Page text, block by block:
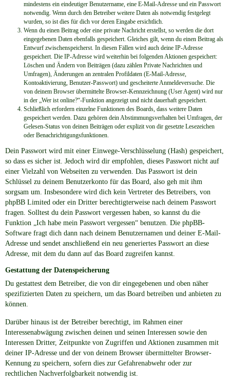
mindestens ein eindeutiger Benutzername, eine E-Mail-Adresse und ein Passwort
notwendig. Wenn durch den Betreiber weitere Daten als notwendig festgelegt
wurden, so ist dies für dich vor deren Eingabe ersichtlich.
Wenn du einen Beitrag oder eine private Nachricht erstellst, so werden die dort
eingegebenen Daten ebenfalls gespeichert. Gleiches gilt, wenn du einen Beitrag als
Entwurf zwischenspeicherst. In diesen Fällen wird auch deine IP-Adresse
gespeichert. Die IP-Adresse wird weiterhin bei folgenden Aktionen gespeichert:
Löschen und Ändern von Beiträgen (dazu zählen Private Nachrichten und
Umfragen), Änderungen an zentralen Profildaten (E-Mail-Adresse,
Kontoaktivierung, Benutzer-Passwort) und gescheiterte Anmeldeversuche. Die
von deinem Browser übermittelte Browser-Kennzeichnung (User Agent) wird nur
in der „Wer ist online?“-Funktion angezeigt und nicht dauerhaft gespeichert.
Schließlich erfordern einzelne Funktionen des Boards, dass weitere Daten
gespeichert werden. Dazu gehören dein Abstimmungsverhalten bei Umfragen, der
Gelesen-Status von deinen Beiträgen oder explizit von dir gesetzte Lesezeichen
oder Benachrichtigungsfunktionen.
Dein Passwort wird mit einer Einwege-Verschlüsselung (Hash) gespeichert,
so dass es sicher ist. Jedoch wird dir empfohlen, dieses Passwort nicht auf
einer Vielzahl von Webseiten zu verwenden. Das Passwort ist dein
Schlüssel zu deinem Benutzerkonto für das Board, also geh mit ihm
sorgsam um. Insbesondere wird dich kein Vertreter des Betreibers, von
phpBB Limited oder ein Dritter berechtigterweise nach deinem Passwort
fragen. Solltest du dein Passwort vergessen haben, so kannst du die
Funktion „Ich habe mein Passwort vergessen“ benutzen. Die phpBB-
Software fragt dich dann nach deinem Benutzernamen und deiner E-Mail-
Adresse und sendet anschließend ein neu generiertes Passwort an diese
Adresse, mit dem du dann auf das Board zugreifen kannst.
Gestattung der Datenspeicherung
Du gestattest dem Betreiber, die von dir eingegebenen und oben näher
spezifizierten Daten zu speichern, um das Board betreiben und anbieten zu
können.
Darüber hinaus ist der Betreiber berechtigt, im Rahmen einer
Interessenabwägung zwischen deinen und seinen Interessen sowie den
Interessen Dritter, Zeitpunkte von Zugriffen und Aktionen zusammen mit
deiner IP-Adresse und der von deinem Browser übermittelter Browser-
Kennung zu speichern, sofern dies zur Gefahrenabwehr oder zur
rechtlichen Nachverfolgbarkeit notwendig ist.